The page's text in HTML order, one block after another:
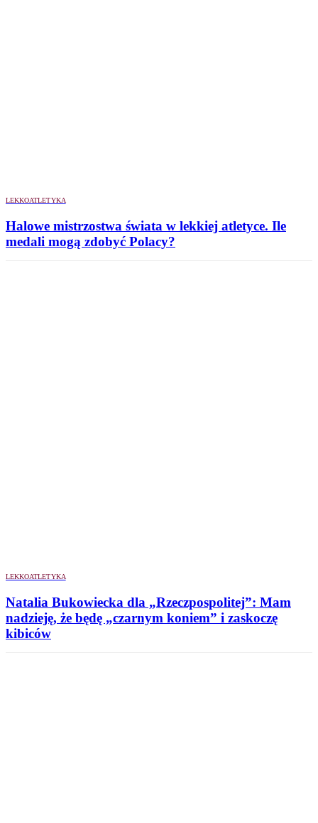
LEKKOATLETYKA
Halowe mistrzostwa świata w lekkiej atletyce. Ile
medali mogą zdobyć Polacy?
LEKKOATLETYKA
Natalia Bukowiecka dla „Rzeczpospolitej”: Mam
nadzieję, że będę „czarnym koniem” i zaskoczę
kibiców